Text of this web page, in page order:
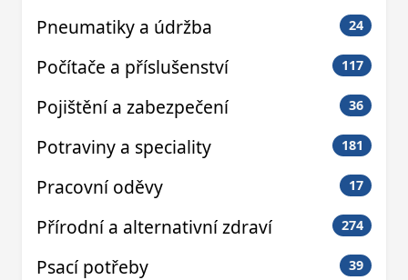
Pneumatiky a údržba 24
Počítače a příslušenství 117
Pojištění a zabezpečení 36
Potraviny a speciality 181
Pracovní oděvy 17
Přírodní a alternativní zdraví 274
Psací potřeby 39